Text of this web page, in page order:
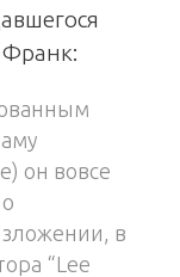
он вовсе
в
“Lee